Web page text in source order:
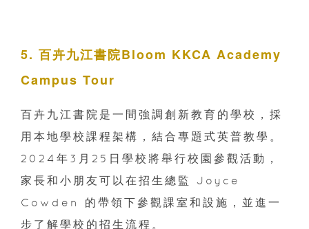
5. 百卉九江書院Bloom KKCA Academy
Campus Tour
百卉九江書院是一間強調創新教育的學校，採
用本地學校課程架構，結合專題式英普教學。
2024年3月25日學校將舉行校園參觀活動，
家長和小朋友可以在招生總監 Joyce
Cowden 的帶領下參觀課室和設施，並進一
步了解學校的招生流程。